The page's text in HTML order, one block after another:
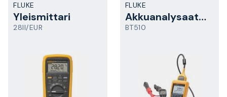
FLUKE
Yleismittari
28II/EUR
FLUKE
Akkuanalysaattori
BT510